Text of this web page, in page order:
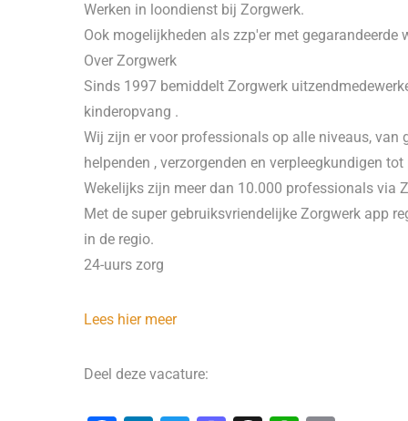
Werken in loondienst bij Zorgwerk.
Ook mogelijkheden als zzp'er met gegarandeerde
Over Zorgwerk
Sinds 1997 bemiddelt Zorgwerk
kinderopvang .
Wij zijn er voor professionals op alle niveaus, van
helpenden , verzorgenden en verpleegkundigen
Wekelijks zijn meer dan 10.000 professionals via
Met de super gebruiksvriendelijke Zorgwerk app
in de regio.
24-uurs zorg
Lees hier meer
Deel deze vacature: